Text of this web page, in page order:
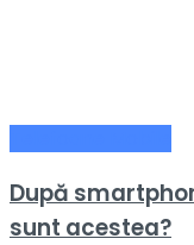
După
sunt acestea?